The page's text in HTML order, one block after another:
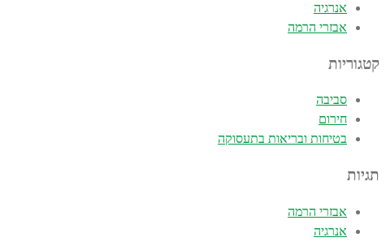
אנרגיה
אבזרי הרמה
קטגוריות
סביבה
חירום
בטיחות ובריאות בתעסוקה
תגיות
אבזרי הרמה
אנרגיה